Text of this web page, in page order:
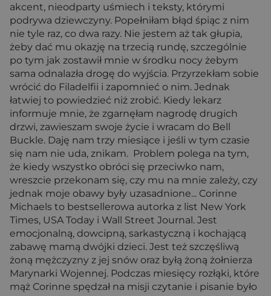
akcent, nieodparty uśmiech i teksty, którymi
podrywa dziewczyny. Popełniłam błąd śpiąc z nim
nie tyle raz, co dwa razy. Nie jestem aż tak głupia,
żeby dać mu okazję na trzecią rundę, szczególnie
po tym jak zostawił mnie w środku nocy żebym
sama odnalazła drogę do wyjścia. Przyrzekłam sobie
wrócić do Filadelfii i zapomnieć o nim. Jednak
łatwiej to powiedzieć niż zrobić. Kiedy lekarz
informuje mnie, że zgarnęłam nagrodę drugich
drzwi, zawieszam swoje życie i wracam do Bell
Buckle. Daję nam trzy miesiące i jeśli w tym czasie
się nam nie uda, znikam. Problem polega na tym,
że kiedy wszystko obróci się przeciwko nam,
wreszcie przekonam się, czy mu na mnie zależy, czy
jednak moje obawy były uzasadnione... Corinne
Michaels to bestsellerowa autorka z list New York
Times, USA Today i Wall Street Journal. Jest
emocjonalną, dowcipną, sarkastyczną i kochającą
zabawę mamą dwójki dzieci. Jest też szczęśliwą
żoną mężczyzny z jej snów oraz byłą żoną żołnierza
Marynarki Wojennej. Podczas miesięcy rozłąki, które
mąż Corinne spędzał na misji czytanie i pisanie było